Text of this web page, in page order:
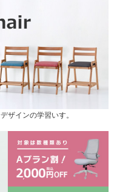
ザインの学習いす。